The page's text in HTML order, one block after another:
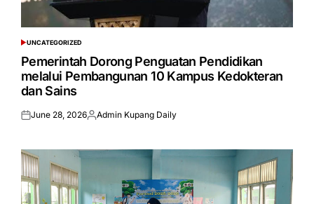
POSTED
IN
UNCATEGORIZED
Pemerintah Dorong Penguatan Pendidikan
melalui Pembangunan 10 Kampus Kedokteran
dan Sains
Posted
June 28, 2026Posted
Admin Kupang Daily